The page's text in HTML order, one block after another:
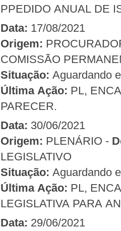
PPEDIDO ANUAL DE
Data: 17/08/2021
Origem:
COMISSÃO
Situação: Aguardando
Última Ação: PL,
PARECER.
Data: 30/06/2021
Origem:
PLENÁRIO -
LEGISLATIVO
Situação: Aguardando
Última Ação: PL,
LEGISLATIVA PARA
Data: 29/06/2021